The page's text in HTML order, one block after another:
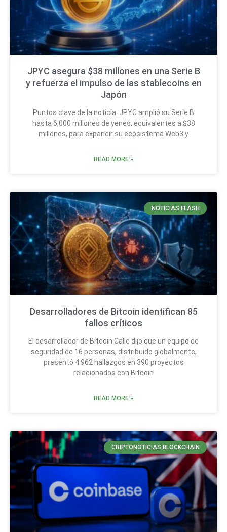
JPYC asegura $38 millones en una Serie B
y refuerza el impulso de las stablecoins en
Japón
Puntos clave de la noticia: JPYC amplió su Serie B
hasta 6,000 millones de yenes, equivalentes a $38
millones, para expandir su ecosistema Web3 y
READ MORE »
NOTICIAS FLASH
Desarrolladores de Bitcoin identifican 85
fallos críticos
El desarrollador de Bitcoin Calle dijo que un equipo de
seguridad de 16 personas, distribuido globalmente,
presentó 4.962 hallazgos en 390 proyectos
relacionados con Bitcoin
READ MORE »
CRIPTONOTICIAS BLOCKCHAIN